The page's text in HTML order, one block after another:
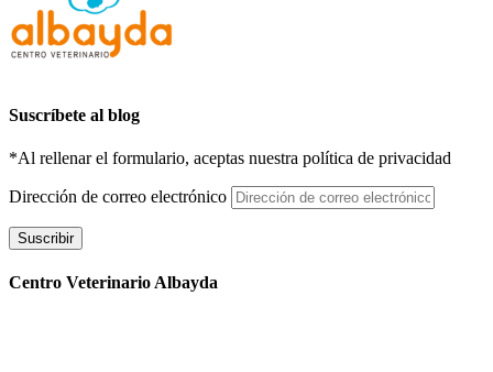
Suscríbete al blog
*Al rellenar el formulario, aceptas nuestra política de privacidad
Dirección de correo electrónico
Suscribir
Centro Veterinario Albayda